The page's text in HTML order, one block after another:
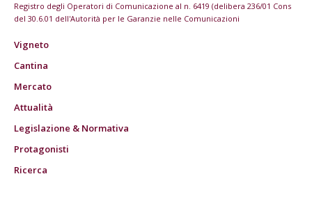
Registro degli Operatori di Comunicazione al n. 6419 (delibera 236/01 Cons
del 30.6.01 dell'Autorità per le Garanzie nelle Comunicazioni
Vigneto
Cantina
Mercato
Attualità
Legislazione & Normativa
Protagonisti
Ricerca